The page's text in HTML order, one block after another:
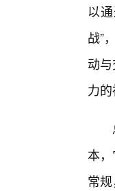
以
战”
动
力的
本
常